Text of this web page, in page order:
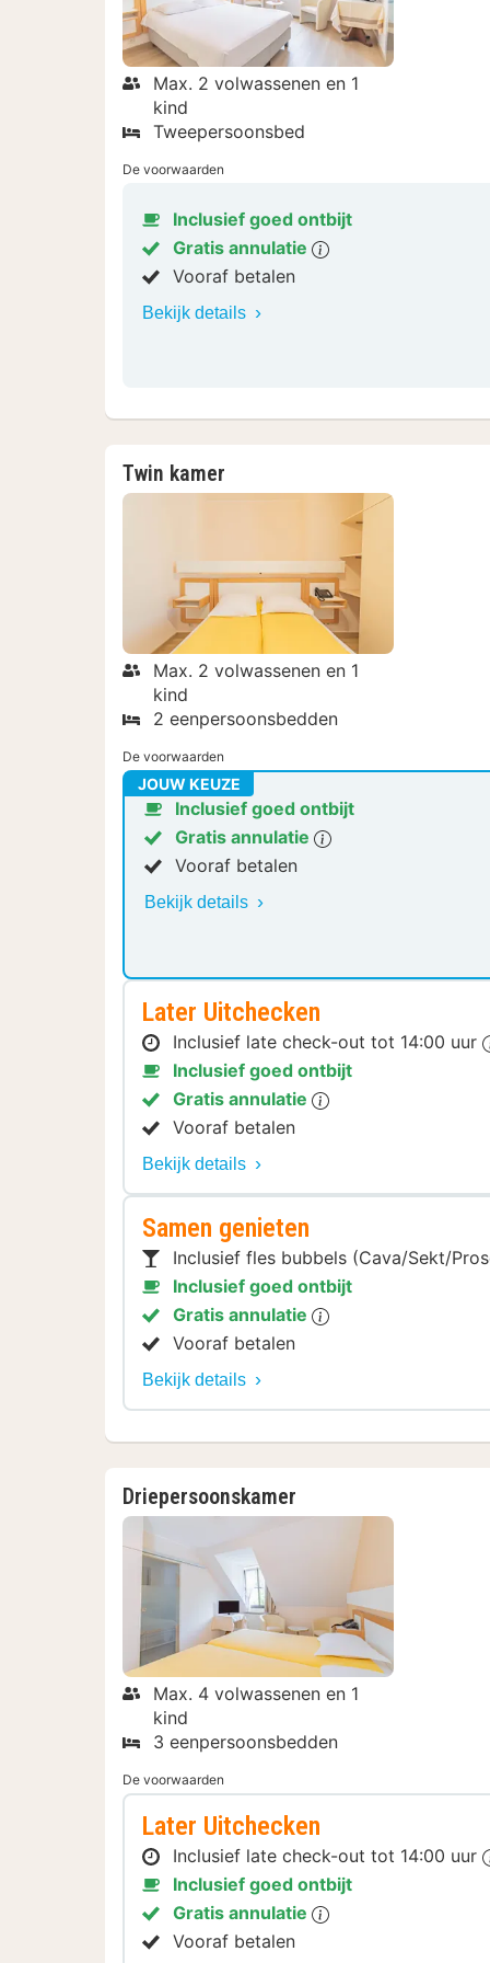
Max. 2 volwassenen en 1
kind
Tweepersoonsbed
De voorwaarden
Inclusief goed ontbijt
Gratis annulatie
Vooraf betalen
Bekijk details
Twin kamer
Max. 2 volwassenen en 1
kind
2 eenpersoonsbedden
De voorwaarden
JOUW KEUZE
Inclusief goed ontbijt
Gratis annulatie
Vooraf betalen
Bekijk details
Later Uitchecken
Inclusief late check-out tot 14:00 uur
Inclusief goed ontbijt
Gratis annulatie
Vooraf betalen
Bekijk details
Samen genieten
Inclusief fles bubbels (Cava/Sekt/
Inclusief goed ontbijt
Gratis annulatie
Vooraf betalen
Bekijk details
Driepersoonskamer
Max. 4 volwassenen en 1
kind
3 eenpersoonsbedden
De voorwaarden
Later Uitchecken
Inclusief late check-out tot 14:00 uur
Inclusief goed ontbijt
Gratis annulatie
Vooraf betalen